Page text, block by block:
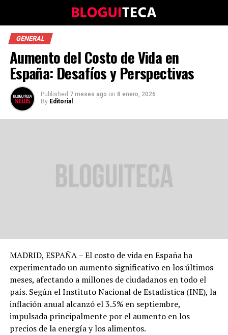
GENERAL
Aumento del Costo de Vida en
España: Desafíos y Perspectivas
Published 7 meses ago on 8 enero, 2026
By Editorial
MADRID, ESPAÑA – El costo de vida en España ha
experimentado un aumento significativo en los últimos
meses, afectando a millones de ciudadanos en todo el
país. Según el Instituto Nacional de Estadística (INE), la
inflación anual alcanzó el 3.5% en septiembre,
impulsada principalmente por el aumento en los
precios de la energía y los alimentos.